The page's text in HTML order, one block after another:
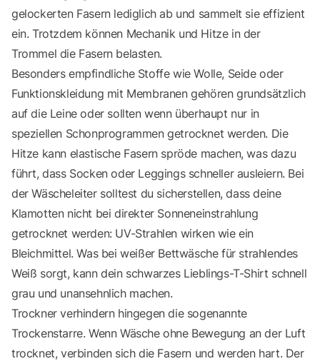
gelockerten Fasern lediglich ab und sammelt sie effizient
ein. Trotzdem können Mechanik und Hitze in der
Trommel die Fasern belasten.
Besonders empfindliche Stoffe wie Wolle, Seide oder
Funktionskleidung mit Membranen gehören grundsätzlich
auf die Leine oder sollten wenn überhaupt nur in
speziellen Schonprogrammen getrocknet werden. Die
Hitze kann elastische Fasern spröde machen, was dazu
führt, dass Socken oder Leggings schneller ausleiern. Bei
der Wäscheleiter solltest du sicherstellen, dass deine
Klamotten nicht bei direkter Sonneneinstrahlung
getrocknet werden: UV-Strahlen wirken wie ein
Bleichmittel. Was bei weißer Bettwäsche für strahlendes
Weiß sorgt, kann dein schwarzes Lieblings-T-Shirt schnell
grau und unansehnlich machen.
Trockner verhindern hingegen die sogenannte
Trockenstarre. Wenn Wäsche ohne Bewegung an der Luft
trocknet, verbinden sich die Fasern und werden hart. Der